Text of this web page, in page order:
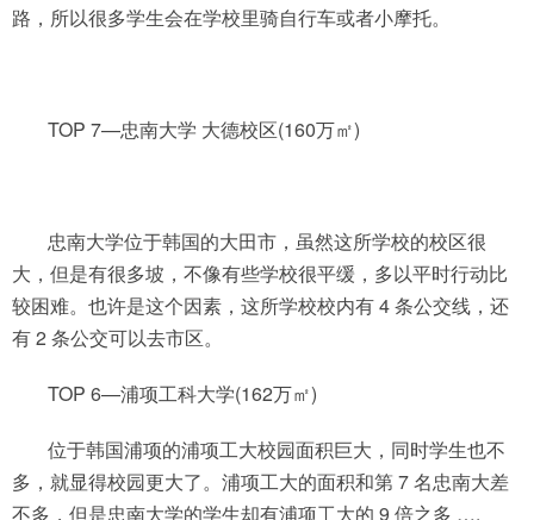
路，所以很多学生会在学校里骑自行车或者小摩托。
TOP 7—忠南大学 大德校区(160万㎡)
忠南大学位于韩国的大田市，虽然这所学校的校区很
大，但是有很多坡，不像有些学校很平缓，多以平时行动比
较困难。也许是这个因素，这所学校校内有 4 条公交线，还
有 2 条公交可以去市区。
TOP 6—浦项工科大学(162万㎡)
位于韩国浦项的浦项工大校园面积巨大，同时学生也不
多，就显得校园更大了。浦项工大的面积和第 7 名忠南大差
不多，但是忠南大学的学生却有浦项工大的 9 倍之多 ….